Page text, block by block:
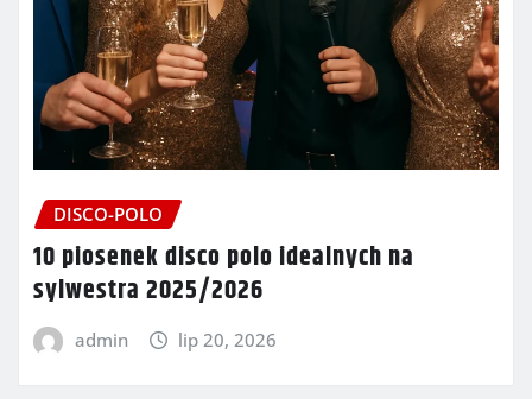
DISCO-POLO
10 piosenek disco polo idealnych na
sylwestra 2025/2026
admin lip 20, 2026